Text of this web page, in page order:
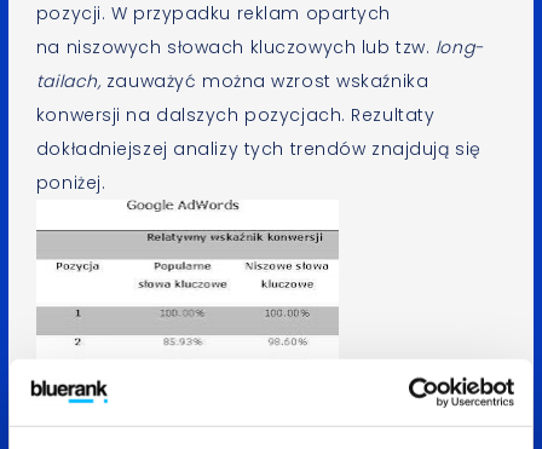
pozycji. W przypadku reklam opartych
na niszowych słowach kluczowych lub tzw. long-
tailach,zauważyć można wzrost wskaźnika
konwersji na dalszych pozycjach. Rezultaty
dokładniejszej analizy tych trendów znajdują się
poniżej.